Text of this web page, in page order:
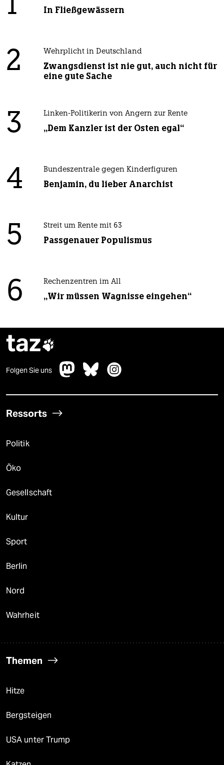
1 In Fließgewässern
2 Wehrplicht in Deutschland
Zwangsdienst ist nie gut, auch nicht für
eine gute Sache
3 Linken-Politikerin von Angern zur Rente
„Dem Kanzler ist der Osten egal“
4 Bundeszentrale gegen Kinderfiguren
Benjamin, du lieber Anarchist
5 Streit um Rente mit 63
Passgenauer Populismus
6 Rechenzentren im All
„Wir müssen Wagnisse eingehen“
taz
Folgen Sie uns
Ressorts
Politik
Öko
Gesellschaft
Kultur
Sport
Berlin
Nord
Wahrheit
Themen
Hitze
Bergsteigen
USA unter Trump